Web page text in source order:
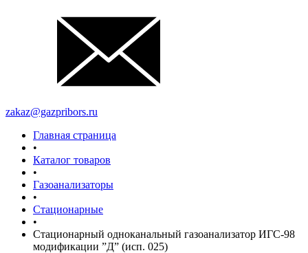
zakaz@gazpribors.ru
Главная страница
•
Каталог товаров
•
Газоанализаторы
•
Стационарные
•
Стационарный одноканальный газоанализатор ИГС-98
модификации ”Д” (исп. 025)